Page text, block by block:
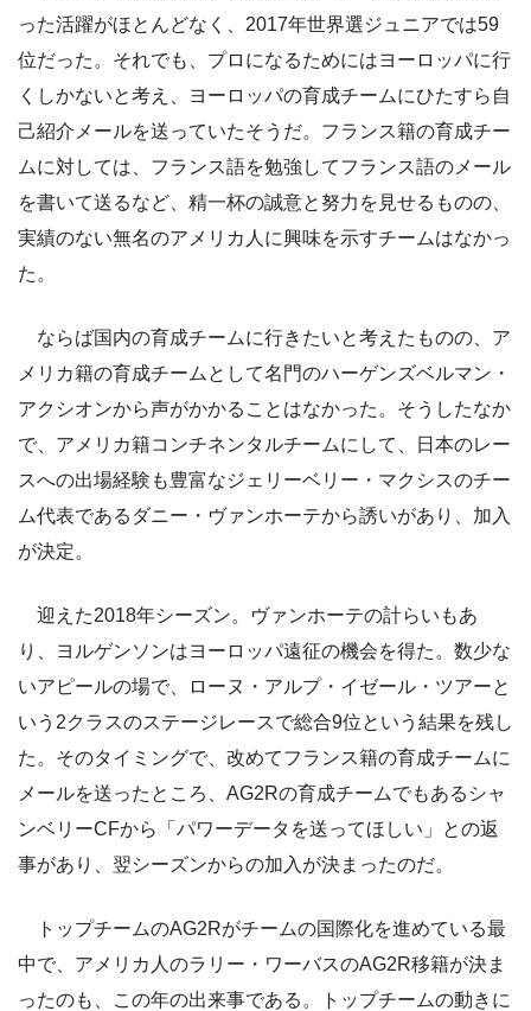
った活躍がほとんどなく、2017年世界選ジュニアでは59
位だった。それでも、プロになるためにはヨーロッパに行
くしかないと考え、ヨーロッパの育成チームにひたすら自
己紹介メールを送っていたそうだ。フランス籍の育成チー
ムに対しては、フランス語を勉強してフランス語のメール
を書いて送るなど、精一杯の誠意と努力を見せるものの、
実績のない無名のアメリカ人に興味を示すチームはなかっ
た。
ならば国内の育成チームに行きたいと考えたものの、ア
メリカ籍の育成チームとして名門のハーゲンズベルマン・
アクシオンから声がかかることはなかった。そうしたなか
で、アメリカ籍コンチネンタルチームにして、日本のレー
スへの出場経験も豊富なジェリーベリー・マクシスのチー
ム代表であるダニー・ヴァンホーテから誘いがあり、加入
が決定。
迎えた2018年シーズン。ヴァンホーテの計らいもあ
り、ヨルゲンソンはヨーロッパ遠征の機会を得た。数少な
いアピールの場で、ローヌ・アルプ・イゼール・ツアーと
いう2クラスのステージレースで総合9位という結果を残し
た。そのタイミングで、改めてフランス籍の育成チームに
メールを送ったところ、AG2Rの育成チームでもあるシャ
ンベリーCFから「パワーデータを送ってほしい」との返
事があり、翌シーズンからの加入が決まったのだ。
トップチームのAG2Rがチームの国際化を進めている最
中で、アメリカ人のラリー・ワーバスのAG2R移籍が決ま
ったのも、この年の出来事である。トップチームの動きに